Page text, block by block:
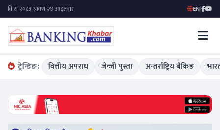
EN|
ट्रेन्डिङ: वित्तीय अपराध जेन्जी पुस्ता अन्तर्राष्ट्रिय बैंकिङ